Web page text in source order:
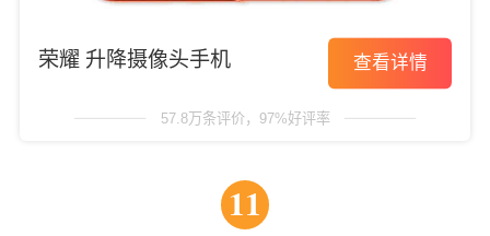
荣耀 升降摄像头手机 查看详情
57.8万条评价，97%好评率
11